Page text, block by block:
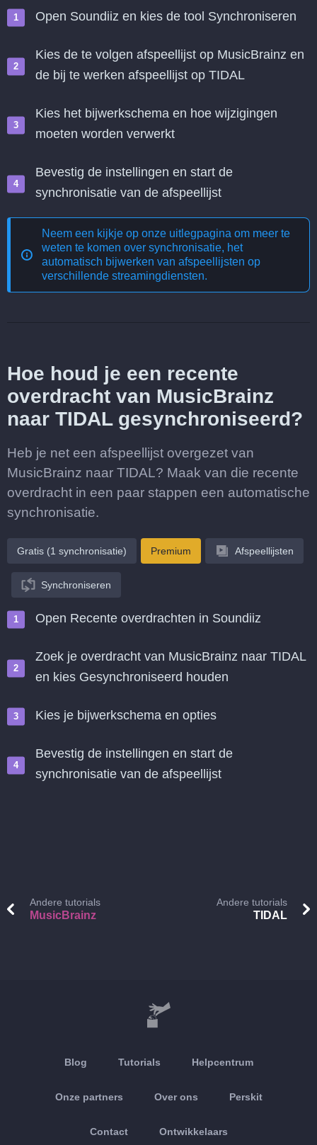
Open Soundiiz en kies de tool Synchroniseren
Kies de te volgen afspeellijst op MusicBrainz en
de bij te werken afspeellijst op TIDAL
Kies het bijwerkschema en hoe wijzigingen
moeten worden verwerkt
Bevestig de instellingen en start de
synchronisatie van de afspeellijst
Neem een kijkje op onze uitlegpagina om meer te
weten te komen over synchronisatie, het
automatisch bijwerken van afspeellijsten op
verschillende streamingdiensten.
Hoe houd je een recente
overdracht van MusicBrainz
naar TIDAL gesynchroniseerd?
Heb je net een afspeellijst overgezet van
MusicBrainz naar TIDAL? Maak van die recente
overdracht in een paar stappen een automatische
synchronisatie.
Gratis (1 synchronisatie) Premium Afspeellijsten
Synchroniseren
Open Recente overdrachten in Soundiiz
Zoek je overdracht van MusicBrainz naar TIDAL
en kies Gesynchroniseerd houden
Kies je bijwerkschema en opties
Bevestig de instellingen en start de
synchronisatie van de afspeellijst
Andere tutorials
MusicBrainz
Andere tutorials
TIDAL
Blog Tutorials Helpcentrum
Onze partners Over ons Perskit
Contact Ontwikkelaars